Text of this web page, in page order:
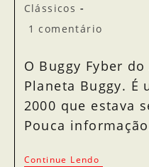
Clássicos
1 comentário
O Buggy Fyber
Planeta Buggy. É
2000 que estava
Pouca
Continue Lendo